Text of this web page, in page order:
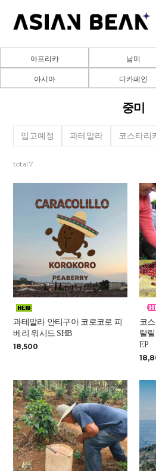
아프리카 남미
아시아
디카페인
중미
입고예정 과테말라 코스타리
total 7
과테말라 안티구아 코로코로 피
베리 워시드 SHB
18,500
코
탈
EP